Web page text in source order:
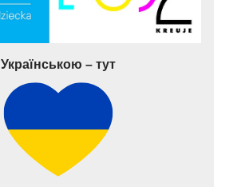
Українською – тут